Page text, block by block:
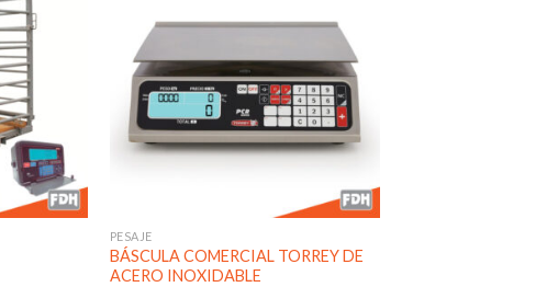
Añadir
lista de
deseos
Añadir
a la
lista de
deseos
PESAJE
BÁSCULA COMERCIAL TORREY DE
ACERO INOXIDABLE